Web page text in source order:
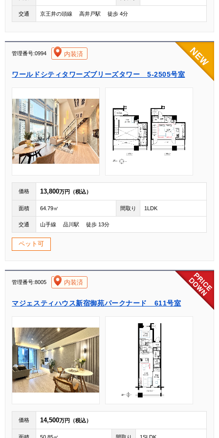
交通 京王井の頭線 高井戸駅 徒歩 4分
管理番号:0994 内装済
ワールドシティタワーズブリーズタワー 5-2505号室
価格 13,800万円（税込）
面積 64.79㎡ 間取り 1LDK
交通 山手線 品川駅 徒歩 13分
ペット可
[004]
管理番号:8005 内装済
マジェスティハウス新宿御苑パークナード 611号室
価格 14,500万円（税込）
[004]